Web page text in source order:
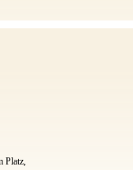
Platz,